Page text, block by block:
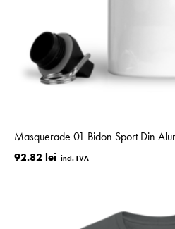
Masquerade 01 Bidon Sport Din
92.82 lei